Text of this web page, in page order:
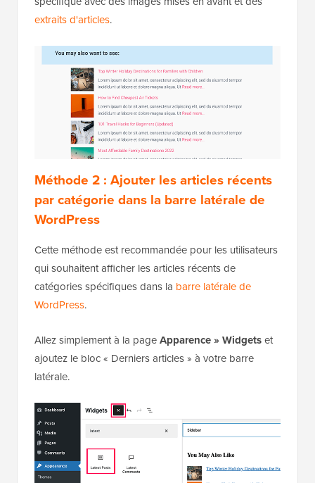
extraits d'articles.
Méthode 2 : Ajouter les articles récents
par catégorie dans la barre latérale de
WordPress
Cette méthode est recommandée pour les utilisateurs
qui souhaitent afficher les articles récents de
catégories spécifiques dans la barre latérale de
WordPress.
Allez simplement à la pageApparence » Widgetset
ajoutez le bloc « Derniers articles » à votre barre
latérale.